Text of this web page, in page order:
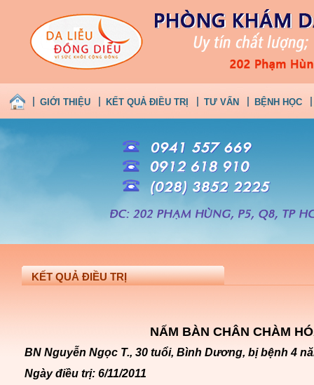
GIỚI THIỆU KẾT QUẢ ĐIỀU TRỊ TƯ VẤN BỆNH HỌC
KẾT QUẢ ĐIỀU TRỊ
NẤM BÀN CHÂN CHÀM
BN Nguyễn Ngọc T., 30 tuổi, Bình Dương, bị bệnh 4
Ngày điều trị: 6/11/2011